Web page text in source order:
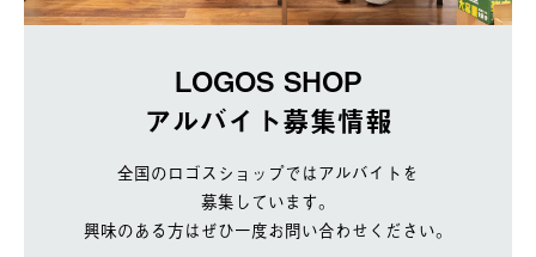
LOGOS SHOP
アルバイト募集情報
全国のロゴスショップではアルバイトを
募集しています。
興味のある方はぜひ一度お問い合わせください。